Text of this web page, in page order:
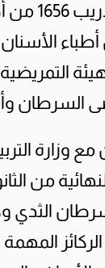
ديسمبر
و1617 من أطباء
الهيئة
السرطان
مع وزارة
من
الثدي